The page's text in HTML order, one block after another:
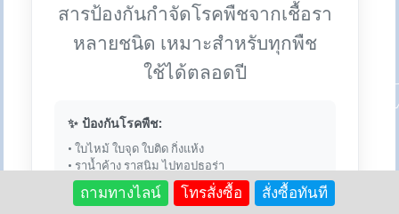
สารป้องกันกำจัดโรคพืชจากเชื้อรา
หลายชนิด เหมาะสำหรับทุกพืช
ใช้ได้ตลอดปี
✨ ป้องกันโรคพืช:
• ใบไหม้ ใบจุด ใบติด กิ่งแห้ง
• ราน้ำค้าง ราสนิม ไปทอปธอร่า
• แอนแทรคโนส กุ้งแห้ง
ถามทางไลน์ โทรสั่งซื้อ สั่งซื้อทันที